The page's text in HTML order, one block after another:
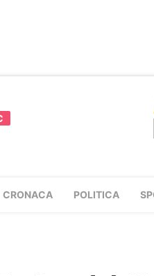
CRONACA POLITICA